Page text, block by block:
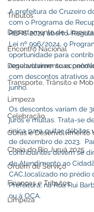
Tributos
Departamento de Limpeza
Encontro Nacional
Desenvolvimento
Transporte, Trânsito e
Limpeza
Celebração
Obras e Desenvolvimento
Cheia do Rio Juruá 2025
Ordem de Serviço
Finanças e Tributos
Limpeza
A prefeitura de Cruzeiro
com o Programa de
REFIS 2024 aberto.
Lei nº 996/2024, o
oportunidade para
regularizarem suas
com descontos atrativos
junho.
Os descontos variam de
juros e multas. Trata-se
única para quitar débitos
de dezembro de 2023.
contribuintes devem se
de Atendimento ao
CAC,localizado no prédio
Prefeitura, na Rua Rui
ou à OCA.